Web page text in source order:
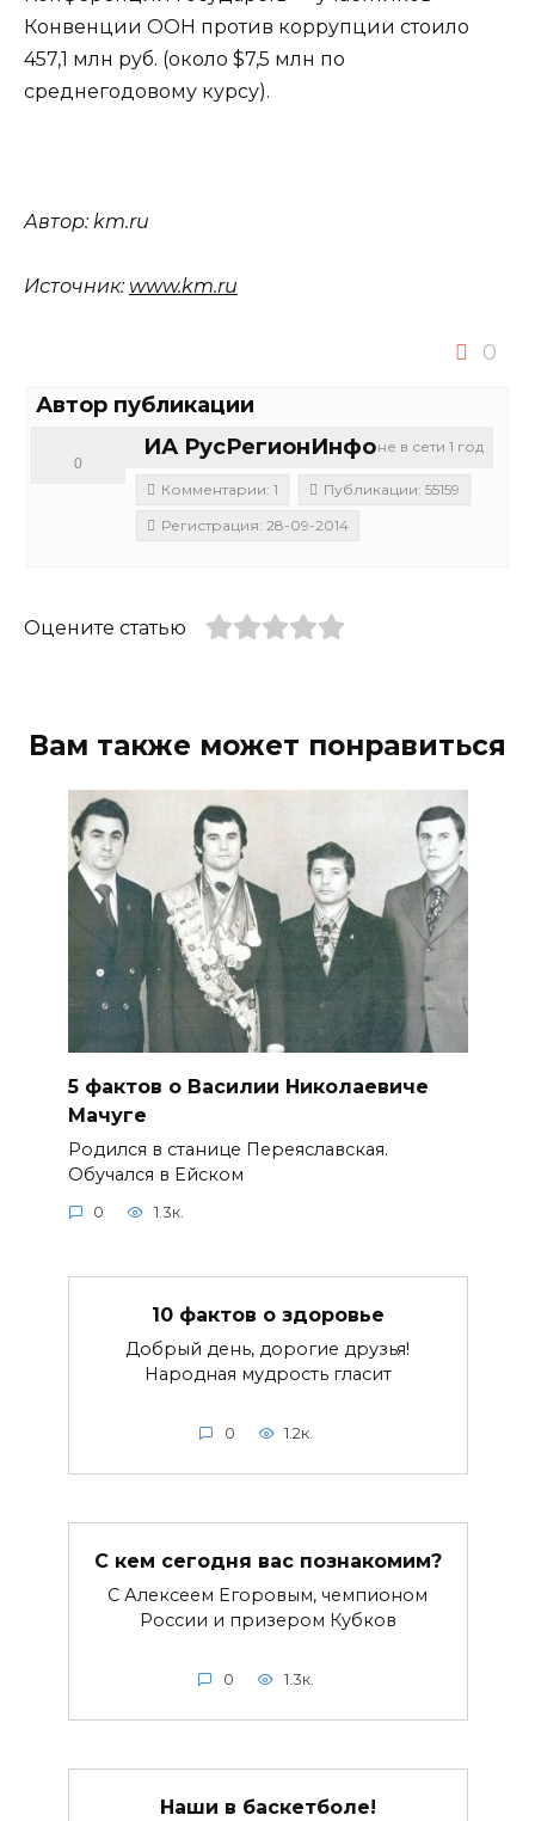
Конвенции ООН против коррупции стоило
457,1 млн руб. (около $7,5 млн по
среднегодовому курсу).
Автор: km.ru
Источник: www.km.ru
0
Автор публикации
не в сети 1 год
ИА РусРегионИнфо
0
Комментарии: 1
Публикации: 55159
Регистрация: 28-09-2014
Оцените статью
Вам также может понравиться
5 фактов о Василии Николаевиче
Мачуге
Родился в станице Переяславская.
Обучался в Ейском
0 1.3к.
10 фактов о здоровье
Добрый день, дорогие друзья!
Народная мудрость гласит
0 1.2к.
С кем сегодня вас познакомим?
С Алексеем Егоровым, чемпионом
России и призером Кубков
0 1.3к.
Наши в баскетболе!